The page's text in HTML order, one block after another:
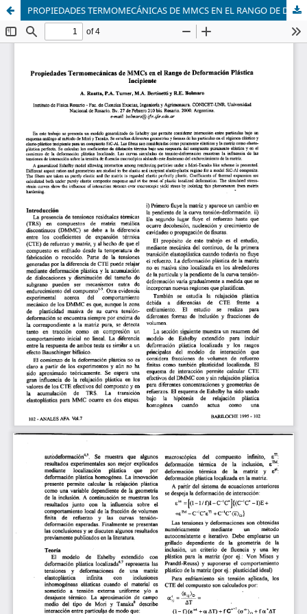
PROPIEDADES TERMOMECÁNICAS DE MMCS EN EL RANGO DE DEFORMACIÓN PLÁSTICA INCIPIENTE